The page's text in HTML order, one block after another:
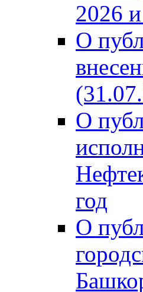
2026
О
О
год
О